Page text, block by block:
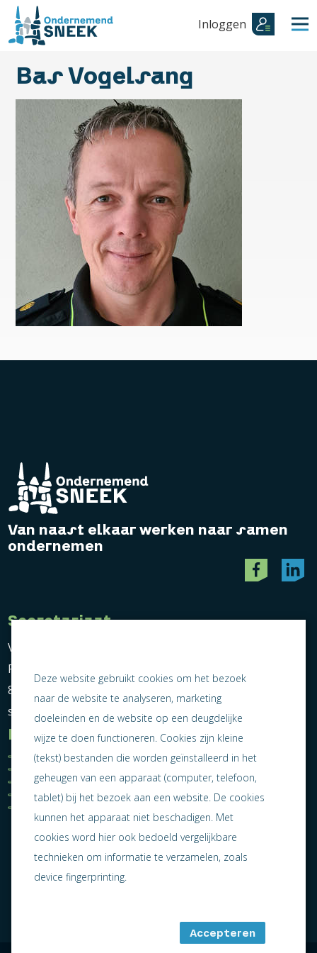
Inloggen
Bas Vogelsang
Van naast elkaar werken naar samen
ondernemen
Secretariaat
Vereniging Ondernemend Sneek
Postbus 464
8600 AL Sneek
secretariaat@ondernemendsneek.nl
Informatie
Ledenoverzicht
Algemene voorwaarden
Privacy statement
Jaarverslag 2025
Nieuws
Lid worden
Contact
Deze website gebruikt cookies om het bezoek
naar de website te analyseren, marketing
doeleinden en de website op een deugdelijke
wijze te doen functioneren. Cookies zijn kleine
(tekst) bestanden die worden geïnstalleerd in het
geheugen van een apparaat (computer, telefoon,
tablet) bij het bezoek aan een website. De cookies
kunnen het apparaat niet beschadigen. Met
cookies word hier ook bedoeld vergelijkbare
technieken om informatie te verzamelen, zoals
device fingerprinting.
Accepteren